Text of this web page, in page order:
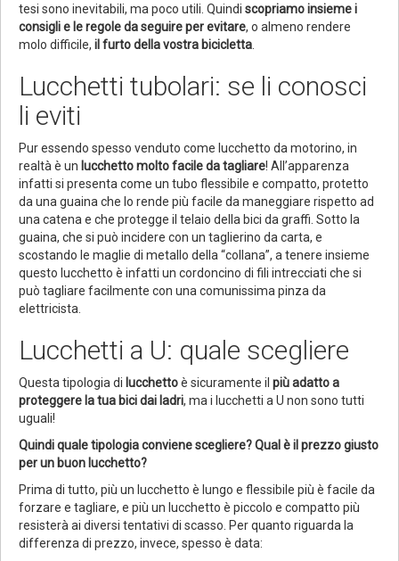
tesi sono inevitabili, ma poco utili. Quindi scopriamo insieme i
consigli e le regole da seguire per evitare, o almeno rendere
molo difficile, il furto della vostra bicicletta
Lucchetti tubolari: se li conosci
li eviti
Pur essendo spesso venduto come lucchetto da motorino, in
realtà è un lucchetto molto facile da tagliare! All’apparenza
infatti si presenta come un tubo flessibile e compatto, protetto
da una guaina che lo rende più facile da maneggiare rispetto ad
una catena e che protegge il telaio della bici da graffi. Sotto la
guaina, che si può incidere con un taglierino da carta, e
scostando le maglie di metallo della “collana”, a tenere insieme
questo lucchetto è infatti un cordoncino di fili intrecciati che si
può tagliare facilmente con una comunissima pinza da
elettricista.
Lucchetti a U: quale scegliere
Questa tipologia di lucchettoè sicuramente il più adatto a
proteggere la tua bici dai ladri, ma i lucchetti a U non sono tutti
uguali!
Quindi quale tipologia conviene scegliere? Qual è il prezzo giusto
per un buon lucchetto?
Prima di tutto, più un lucchetto è lungo e flessibile più è facile da
forzare e tagliare, e più un lucchetto è piccolo e compatto più
resisterà ai diversi tentativi di scasso. Per quanto riguarda la
differenza di prezzo, invece, spesso è data: